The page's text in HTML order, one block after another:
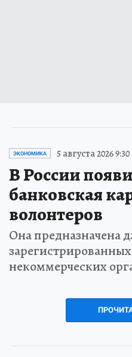
ЭКОНОМИКА 5 августа 2026 9:30
В России
банковская
волонтеров
Она предназначена
некоммерческих